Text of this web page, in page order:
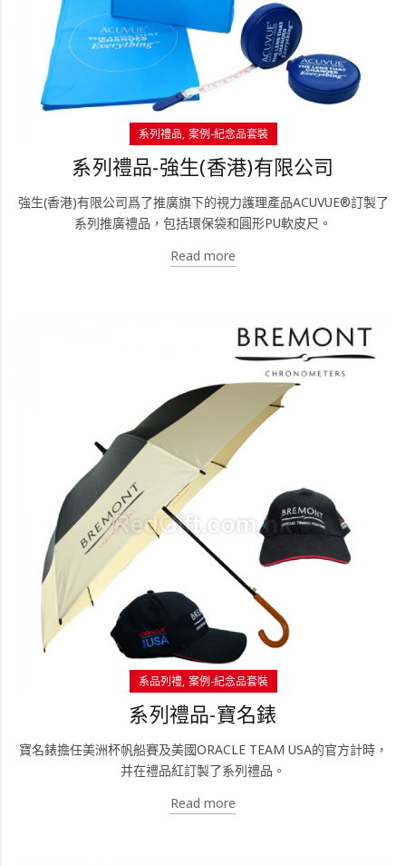
系列禮品 案例-紀念品套裝
系列禮品-強生(香港)有限公司
強生(香港)有限公司爲了推廣旗下的視力護理產品ACUVUE®訂製了
系列推廣禮品，包括環保袋和圓形PU軟皮尺。
Read more
系品列禮 案例-紀念品套裝
系列禮品-寶名錶
寶名錶擔任美洲杯帆船賽及美國ORACLE TEAM USA的官方計時，
并在禮品紅訂製了系列禮品。
Read more